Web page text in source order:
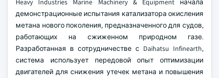
Heavy Industries Marine Machinery & Equipment начала
демонстрационные испытания катализатора окисления
метана нового поколения, предназначенного для судов,
работающих на сжиженном природном газе.
Разработанная в сотрудничестве с Daihatsu Infinearth,
система использует передовой опыт оптимизации
двигателей для снижения утечек метана и повышения